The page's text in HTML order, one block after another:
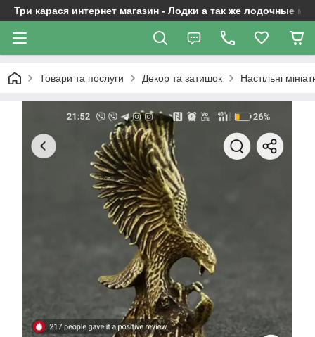
Три карася интернет магазин - Лодки а так же лодочные
Товари та послуги Декор та затишок Настільні